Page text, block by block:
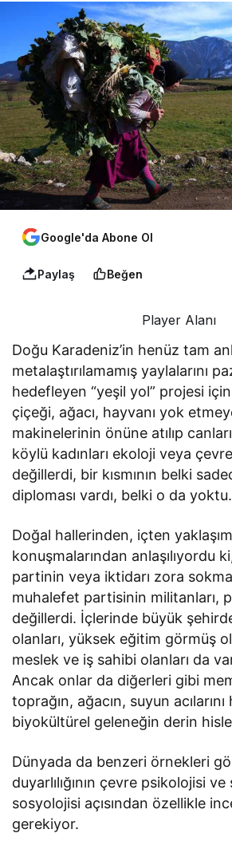
Google'da Abone Ol
Paylaş Beğen
Player Alanı
Doğu Karadeniz’in henüz tam
metalaştırılamamış yaylalarını
hedefleyen “yeşil yol” projesi için
çiçeği, ağacı, hayvanı yok
makinelerinin önüne atılıp
köylü kadınları ekoloji veya
değillerdi, bir kısmının belki
diploması vardı, belki o da yoktu.
Doğal hallerinden, içten
konuşmalarından anlaşılıyordu
partinin veya iktidarı zora
muhalefet partisinin militanları,
değillerdi. İçlerinde büyük
olanları, yüksek eğitim görmüş
meslek ve iş sahibi olanları da
Ancak onlar da diğerleri gibi
toprağın, ağacın, suyun
biyokültürel geleneğin derin
Dünyada da benzeri örnekleri
duyarlılığının çevre psikolojisi
sosyolojisi açısından özellikle
gerekiyor.